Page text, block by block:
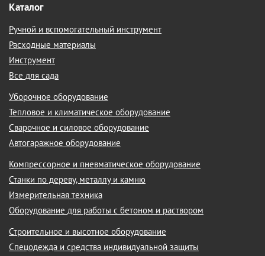
Каталог
Ручной и вспомогательный инструмент
Расходные материалы
Инструмент
Все для сада
Уборочное оборудование
Тепловое и климатическое оборудование
Сварочное и силовое оборудование
Автогаражное оборудование
Компрессорное и пневматическое оборудование
Станки по дереву, металлу и камню
Измерительная техника
Оборудование для работы с бетоном и раствором
Строительное и высотное оборудование
Спецодежда и средства индивидуальной защиты